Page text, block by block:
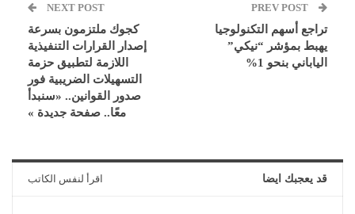
تراجع أسهم التكنولوجيا
يهبط بمؤشر “نيكي”
الياباني بنحو 1%
NEXT POST
كجوك ملتزمون بسرعة
إصدار القرارات التنفيذية
اللازمة لتطبيق حزمة
التسهيلات الضريبية فور
صدور القوانين.. «سنبدأ
معًا.. صفحة جديدة »
قد يعجبك ايضا اقرأ لنفس الكاتب